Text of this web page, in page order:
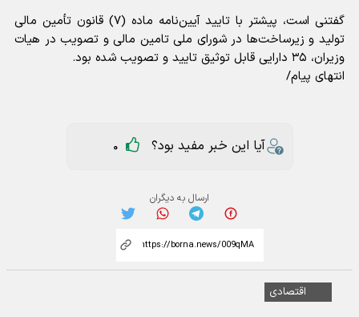
گفتنی است، پیشتر با تایید آیین‌نامه ماده (۷) قانون تأمین مالی
تولید و زیرساخت‌ها در شورای ملی تامین مالی و تصویب در هیات
وزیران، ۳۵ دارایی قابل توثیق تایید و تصویب شده بود.
انتهای پیام/
آیا این خبر مفید بود؟ 0
ارسال به دیگران
اقتصادی